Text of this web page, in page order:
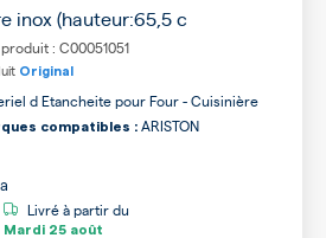
inox (hauteur:65,5 c
: C00051051
Original
d Etancheite pour Four - Cuisinière
compatibles : ARISTON
Livré à partir du
Mardi 25 août